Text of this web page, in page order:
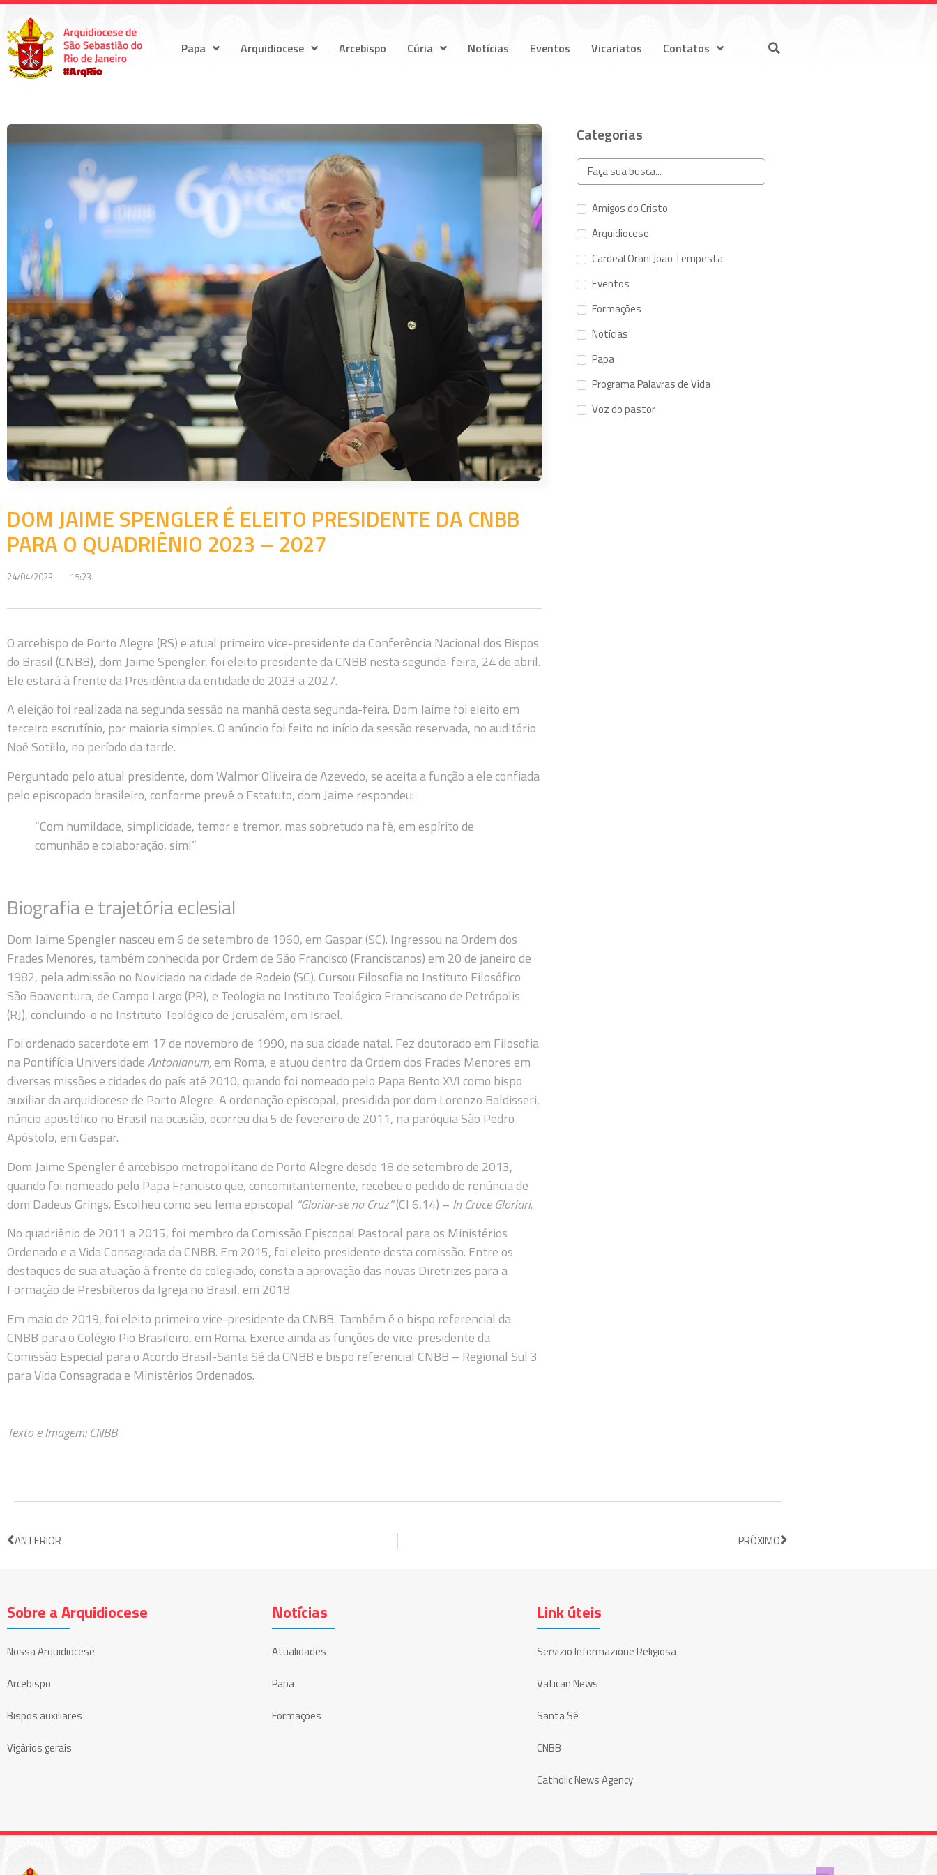
Papa Arquidiocese Arcebispo Cúria Notícias Eventos Vicariatos Contatos
DOM JAIME SPENGLER É ELEITO PRESIDENTE DA CNBB
PARA O QUADRIÊNIO 2023 – 2027
24/04/2023 15:23
O arcebispo de Porto Alegre (RS) e atual primeiro vice-presidente da Conferência Nacional dos Bispos
do Brasil (CNBB), dom Jaime Spengler, foi eleito presidente da CNBB nesta segunda-feira, 24 de abril.
Ele estará à frente da Presidência da entidade de 2023 a 2027.
A eleição foi realizada na segunda sessão na manhã desta segunda-feira. Dom Jaime foi eleito em
terceiro escrutínio, por maioria simples. O anúncio foi feito no início da sessão reservada, no auditório
Noé Sotillo, no período da tarde.
Perguntado pelo atual presidente, dom Walmor Oliveira de Azevedo, se aceita a função a ele confiada
pelo episcopado brasileiro, conforme prevê o Estatuto, dom Jaime respondeu:
“Com humildade, simplicidade, temor e tremor, mas sobretudo na fé, em espírito de
comunhão e colaboração, sim!”
Biografia e trajetória eclesial
Dom Jaime Spengler nasceu em 6 de setembro de 1960, em Gaspar (SC). Ingressou na Ordem dos
Frades Menores, também conhecida por Ordem de São Francisco (Franciscanos) em 20 de janeiro de
1982, pela admissão no Noviciado na cidade de Rodeio (SC). Cursou Filosofia no Instituto Filosófico
São Boaventura, de Campo Largo (PR), e Teologia no Instituto Teológico Franciscano de Petrópolis
(RJ), concluindo-o no Instituto Teológico de Jerusalém, em Israel.
Foi ordenado sacerdote em 17 de novembro de 1990, na sua cidade natal. Fez doutorado em Filosofia
na Pontifícia UniversidadeAntonianum,em Roma, e atuou dentro da Ordem dos Frades Menores em
diversas missões e cidades do país até 2010, quando foi nomeado pelo Papa Bento XVI como bispo
auxiliar da arquidiocese de Porto Alegre. A ordenação episcopal, presidida por dom Lorenzo Baldisseri,
núncio apostólico no Brasil na ocasião, ocorreu dia 5 de fevereiro de 2011, na paróquia São Pedro
Apóstolo, em Gaspar.
Dom Jaime Spengler é arcebispo metropolitano de Porto Alegre desde 18 de setembro de 2013,
quando foi nomeado pelo Papa Francisco que, concomitantemente, recebeu o pedido de renúncia de
dom Dadeus Grings. Escolheu como seu lema episcopal “Gloriar-se na Cruz”(Cl 6,14) – In Cruce Gloriari.
No quadriênio de 2011 a 2015, foi membro da Comissão Episcopal Pastoral para os Ministérios
Ordenado e a Vida Consagrada da CNBB. Em 2015, foi eleito presidente desta comissão. Entre os
destaques de sua atuação à frente do colegiado, consta a aprovação das novas Diretrizes para a
Formação de Presbíteros da Igreja no Brasil, em 2018.
Em maio de 2019, foi eleito primeiro vice-presidente da CNBB. Também é o bispo referencial da
CNBB para o Colégio Pio Brasileiro, em Roma. Exerce ainda as funções de vice-presidente da
Comissão Especial para o Acordo Brasil-Santa Sé da CNBB e bispo referencial CNBB – Regional Sul 3
para Vida Consagrada e Ministérios Ordenados.
Texto e Imagem: CNBB
Categorias
Amigos do Cristo
Arquidiocese
Cardeal Orani João Tempesta
Eventos
Formações
Notícias
Papa
Programa Palavras de Vida
Voz do pastor
ANTERIOR PRÓXIMO
Sobre a Arquidiocese
Nossa Arquidiocese
Arcebispo
Bispos auxiliares
Vigários gerais
Notícias
Atualidades
Papa
Formações
Link úteis
Servizio Informazione Religiosa
Vatican News
Santa Sé
CNBB
Catholic News Agency